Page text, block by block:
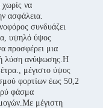
να
ασφάλεια.
συνδυάζει
υψηλό ύψος
προσφέρει μια
λύση ανύψωσης.Η
μέγιστο ύψος
φορτίων έως 50,2
φάσμα
μέγιστη